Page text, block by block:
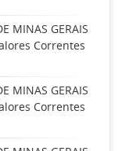
MINAS GERAIS
Correntes
MINAS GERAIS
Correntes